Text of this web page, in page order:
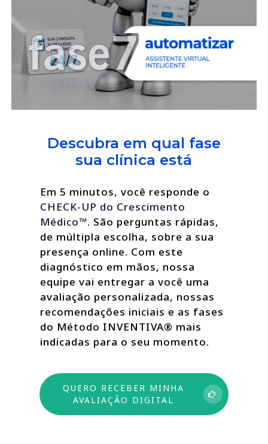
Descubra em qual fase
sua clínica está
Em 5 minutos, você responde o
CHECK-UP do Crescimento
Médico™. São perguntas rápidas,
de múltipla escolha, sobre a sua
presença online. Com este
diagnóstico em mãos, nossa
equipe vai entregar a você uma
avaliação personalizada, nossas
recomendações iniciais e as fases
do Método INVENTIVA® mais
indicadas para o seu momento.
QUERO RECEBER MINHA
AVALIAÇÃO DIGITAL